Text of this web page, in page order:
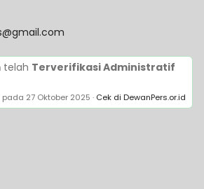
telah Terverifikasi Administratif
pada 27 Oktober 2025 · Cek di DewanPers.or.id